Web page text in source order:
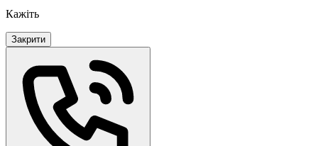
Кажіть
Закрити